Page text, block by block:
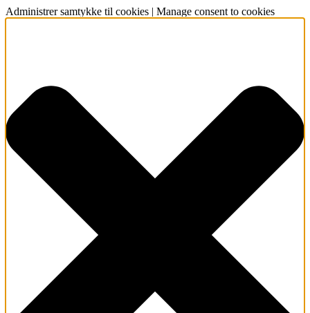
Administrer samtykke til cookies | Manage consent to cookies